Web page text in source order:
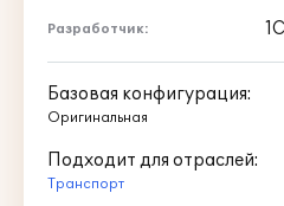
Разработчик:
Базовая конфигурация:
Оригинальная
Подходит для отраслей:
Транспорт